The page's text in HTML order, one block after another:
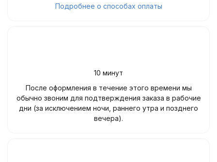
Подробнее о способах оплаты
10 минут
После оформления в течение этого времени мы
обычно звоним для подтверждения заказа в рабочие
дни (за исключением ночи, раннего утра и позднего
вечера).